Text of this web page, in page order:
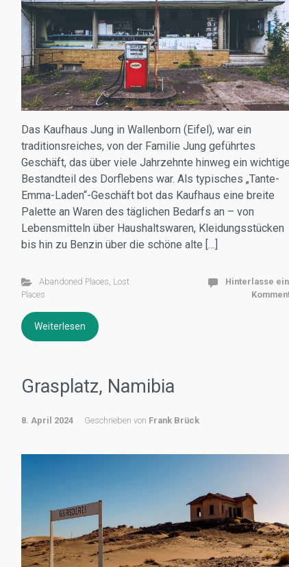
Das Kaufhaus Jung in Wallenborn (Eifel), war ein
traditionsreiches, von der Familie Jung geführtes
Geschäft, das über viele Jahrzehnte hinweg ein
Bestandteil des Dorflebens war. Als typisches „Tante-
Emma-Laden“-Geschäft bot das Kaufhaus eine breite
Palette an Waren des täglichen Bedarfs an – von
Lebensmitteln über Haushaltswaren, Kleidungsstücken
bis hin zu Benzin über die schöne alte […]
Abandoned Places, Lost
Places
Hinterlasse
Weiterlesen
Grasplatz, Namibia
8. April 2024 Geschrieben von Frank Brück